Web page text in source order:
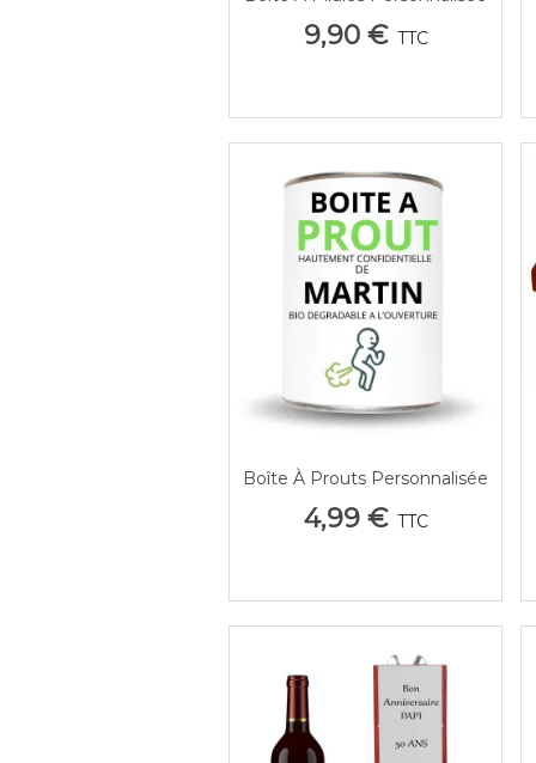
Photo - Boîte À Cachets En
Aluminium
9,90 € TTC
Aperçu Rapide
Boîte À Prouts Personnalisée
Prénom - Cadeau Blague Idée
Farce Originale
4,99 € TTC